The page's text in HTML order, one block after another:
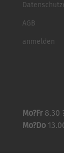
AGB
anmelden
Mo?Fr 8.30
Mo?Do